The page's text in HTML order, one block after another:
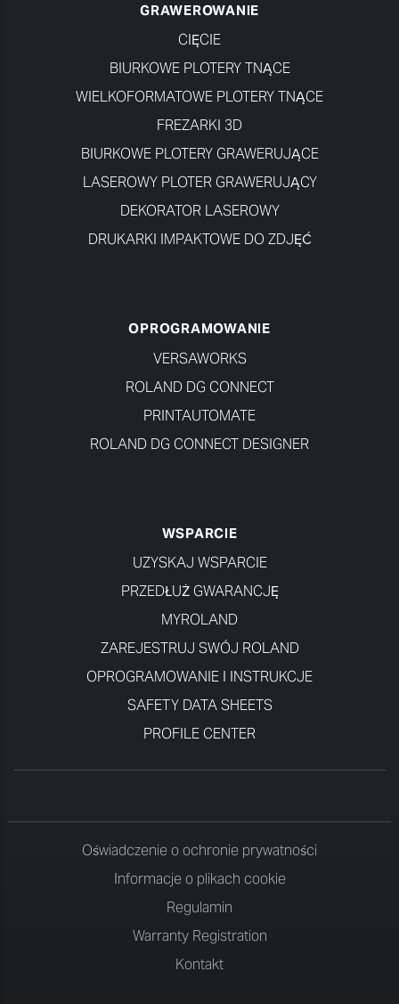
GRAWEROWANIE
CIĘCIE
BIURKOWE PLOTERY TNĄCE
WIELKOFORMATOWE PLOTERY TNĄCE
FREZARKI 3D
BIURKOWE PLOTERY GRAWERUJĄCE
LASEROWY PLOTER GRAWERUJĄCY
DEKORATOR LASEROWY
DRUKARKI IMPAKTOWE DO ZDJĘĆ
OPROGRAMOWANIE
VERSAWORKS
ROLAND DG CONNECT
PRINTAUTOMATE
ROLAND DG CONNECT DESIGNER
WSPARCIE
UZYSKAJ WSPARCIE
PRZEDŁUŻ GWARANCJĘ
MYROLAND
ZAREJESTRUJ SWÓJ ROLAND
OPROGRAMOWANIE I INSTRUKCJE
SAFETY DATA SHEETS
PROFILE CENTER
Oświadczenie o ochronie prywatności
Informacje o plikach cookie
Regulamin
Warranty Registration
Kontakt